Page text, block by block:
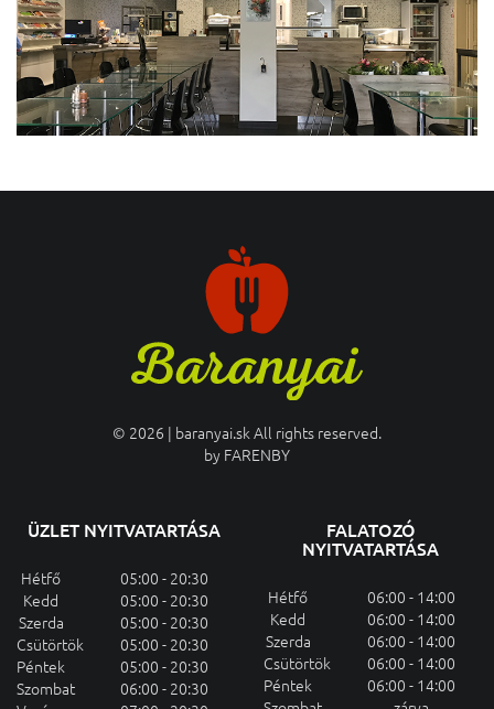
© 2026 | baranyai.sk All rights reserved.
by FARENBY
ÜZLET NYITVATARTÁSA
Hétfő
05:00 - 20:30
Kedd
05:00 - 20:30
Szerda
05:00 - 20:30
Csütörtök
05:00 - 20:30
Péntek
05:00 - 20:30
Szombat
06:00 - 20:30
FALATOZÓ
NYITVATARTÁSA
Hétfő
06:00 - 14:00
Kedd
06:00 - 14:00
Szerda
06:00 - 14:00
Csütörtök
06:00 - 14:00
Péntek
06:00 - 14:00